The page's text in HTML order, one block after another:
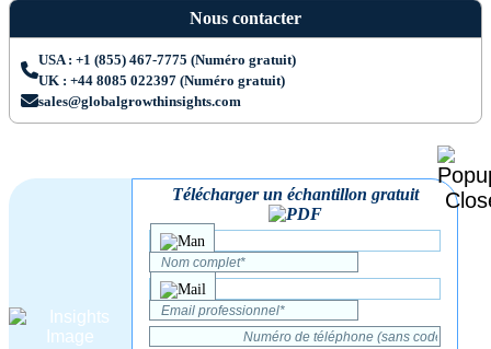
Nous contacter
USA : +1 (855) 467-7775 (Numéro gratuit)
UK : +44 8085 022397 (Numéro gratuit)
sales@globalgrowthinsights.com
Télécharger un échantillon gratuit